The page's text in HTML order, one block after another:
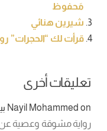
مَحفوظ
شيرين هنائي
قرأت لك “الحجرات”
تعليقات أخرى
Nayil Mohammed on
رواية مشوقة وعصية عن